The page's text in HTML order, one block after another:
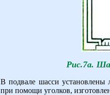
Рис.7а.
В подвале шасси
при помощи уголков,